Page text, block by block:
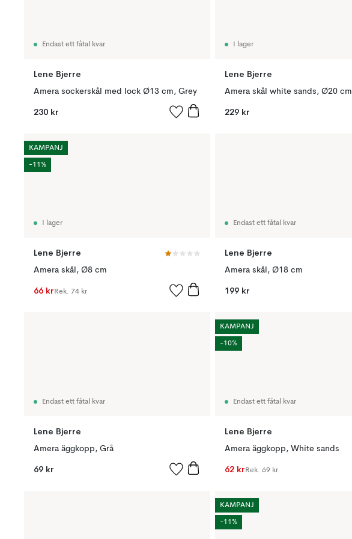
Endast ett fåtal kvar
Lene Bjerre
Amera sockerskål med lock Ø13 cm, Grey
230 kr
I lager
Lene Bjerre
Amera skål white sands, Ø20 cm
229 kr
I lager
Lene Bjerre
Amera skål, Ø8 cm
66 kr Rek. 74 kr
KAMPANJ
-11%
Endast ett fåtal kvar
Lene Bjerre
Amera skål, Ø18 cm
199 kr
Endast ett fåtal kvar
Lene Bjerre
Amera äggkopp, Grå
69 kr
Endast ett fåtal kvar
Lene Bjerre
Amera äggkopp, White sands
62 kr Rek. 69 kr
KAMPANJ
-10%
KAMPANJ
-11%